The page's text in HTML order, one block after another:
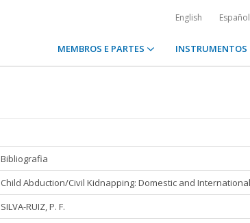
English Español
MEMBROS E PARTES INSTRUMENTOS
Bibliografia
Child Abduction/Civil Kidnapping: Domestic and
SILVA-RUIZ, P. F.